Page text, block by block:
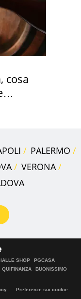
cosa
PALERMO
VERONA
SHOP
PGCASA
QUIFINANZA
BUONISSIMO
Preferenze sui cookie